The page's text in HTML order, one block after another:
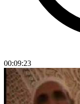
00:09:23